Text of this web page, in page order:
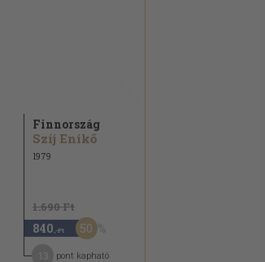
Finnország
Szíj Enikő
1979
1.690 Ft
840 ,-Ft 50
pont kapható